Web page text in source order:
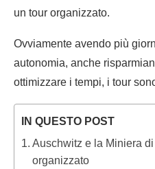
un tour organizzato.
Ovviamente avendo più
autonomia, anche
ottimizzare i tempi, i tour
IN QUESTO POST
Auschwitz e la Miniera
organizzato